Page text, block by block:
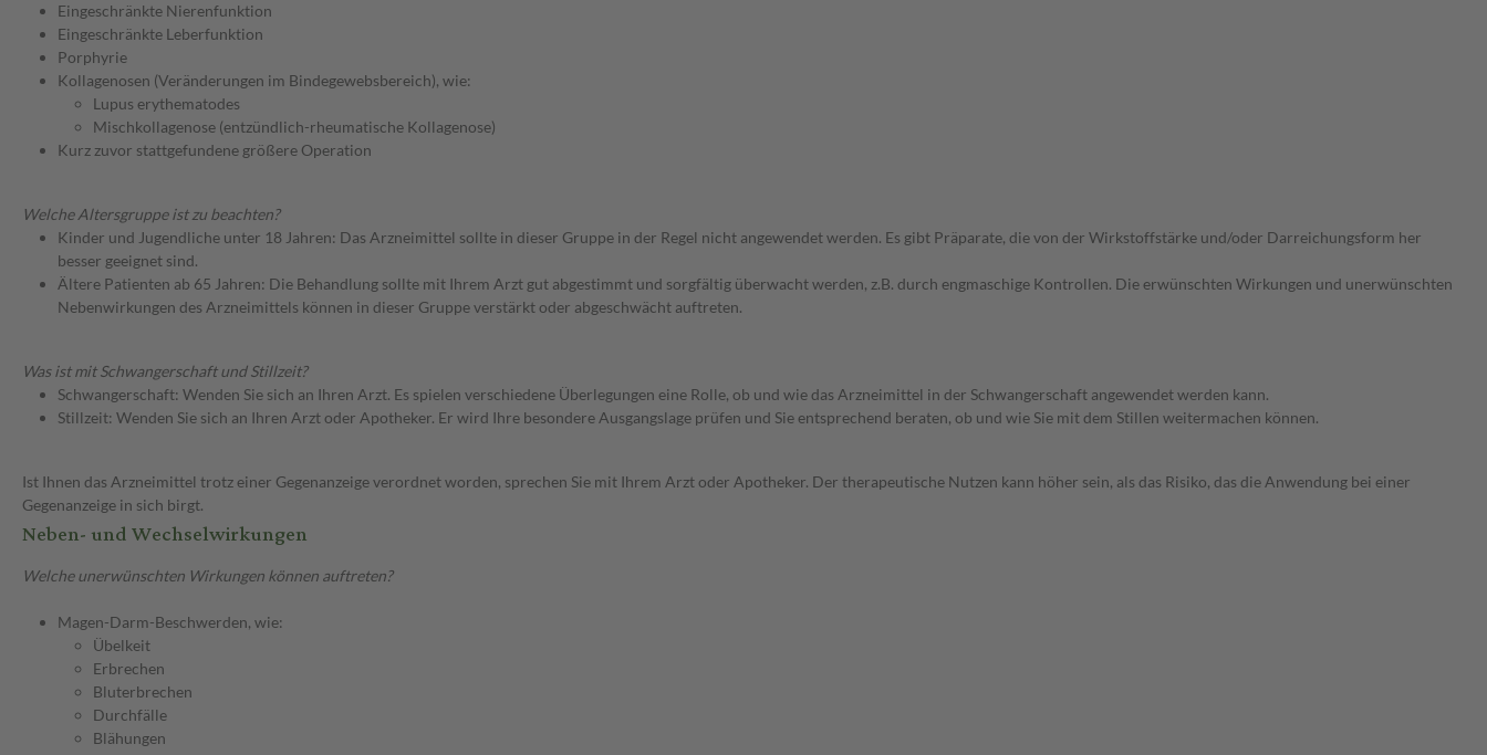
Eingeschränkte Nierenfunktion
Eingeschränkte Leberfunktion
Porphyrie
Kollagenosen (Veränderungen im Bindegewebsbereich), wie:
Lupus erythematodes
Mischkollagenose (entzündlich-rheumatische Kollagenose)
Kurz zuvor stattgefundene größere Operation
Welche Altersgruppe ist zu beachten?
Kinder und Jugendliche unter 18 Jahren: Das Arzneimittel sollte in dieser Gruppe in der Regel nicht angewendet werden. Es gibt Präparate, die von der Wirkstoffstärke und/oder Darreichungsform her
besser geeignet sind.
Ältere Patienten ab 65 Jahren: Die Behandlung sollte mit Ihrem Arzt gut abgestimmt und sorgfältig überwacht werden, z.B. durch engmaschige Kontrollen. Die erwünschten Wirkungen und unerwünschten
Nebenwirkungen des Arzneimittels können in dieser Gruppe verstärkt oder abgeschwächt auftreten.
Was ist mit Schwangerschaft und Stillzeit?
Schwangerschaft: Wenden Sie sich an Ihren Arzt. Es spielen verschiedene Überlegungen eine Rolle, ob und wie das Arzneimittel in der Schwangerschaft angewendet werden kann.
Stillzeit: Wenden Sie sich an Ihren Arzt oder Apotheker. Er wird Ihre besondere Ausgangslage prüfen und Sie entsprechend beraten, ob und wie Sie mit dem Stillen weitermachen können.
Ist Ihnen das Arzneimittel trotz einer Gegenanzeige verordnet worden, sprechen Sie mit Ihrem Arzt oder Apotheker. Der therapeutische Nutzen kann höher sein, als das Risiko, das die Anwendung bei einer
Gegenanzeige in sich birgt.
Neben- und Wechselwirkungen
Welche unerwünschten Wirkungen können auftreten?
Magen-Darm-Beschwerden, wie:
Übelkeit
Erbrechen
Bluterbrechen
Durchfälle
Blähungen